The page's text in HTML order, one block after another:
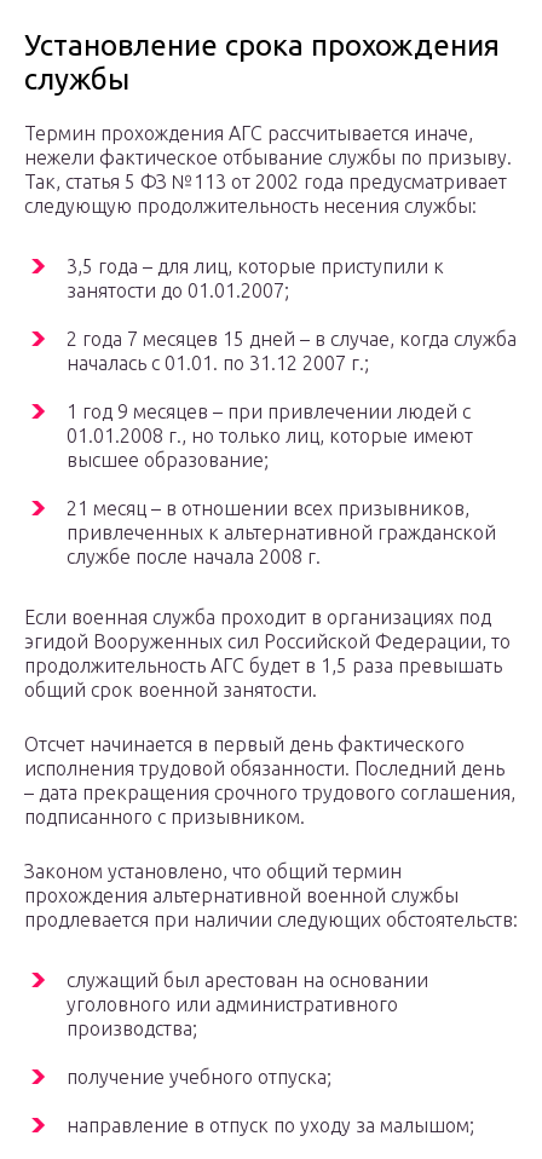
Установление срока прохождения
службы
Термин прохождения АГС рассчитывается иначе,
нежели фактическое отбывание службы по призыву.
Так, статья 5 ФЗ №113 от 2002 года предусматривает
следующую продолжительность несения службы:
3,5 года – для лиц, которые приступили к
занятости до 01.01.2007;
2 года 7 месяцев 15 дней – в случае, когда служба
началась с 01.01. по 31.12 2007 г.;
1 год 9 месяцев – при привлечении людей с
01.01.2008 г., но только лиц, которые имеют
высшее образование;
21 месяц – в отношении всех призывников,
привлеченных к альтернативной гражданской
службе после начала 2008 г.
Если военная служба проходит в организациях под
эгидой Вооруженных сил Российской Федерации, то
продолжительность АГС будет в 1,5 раза превышать
общий срок военной занятости.
Отсчет начинается в первый день фактического
исполнения трудовой обязанности. Последний день
– дата прекращения срочного трудового соглашения,
подписанного с призывником.
Законом установлено, что общий термин
прохождения альтернативной военной службы
продлевается при наличии следующих обстоятельств:
служащий был арестован на основании
уголовного или административного
производства;
получение учебного отпуска;
направление в отпуск по уходу за малышом;